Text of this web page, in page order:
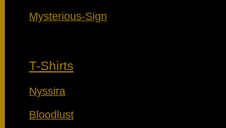
Mysterious-Sign
T-Shirts
Nyssira
Bloodlust